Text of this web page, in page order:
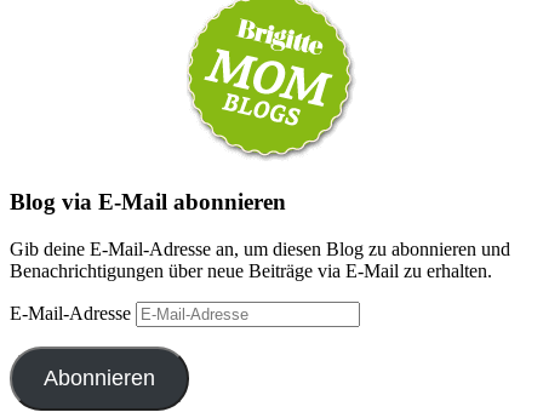
Blog via E-Mail abonnieren
Gib deine E-Mail-Adresse an, um diesen Blog zu abonnieren und
Benachrichtigungen über neue Beiträge via E-Mail zu erhalten.
E-Mail-Adresse
Abonnieren